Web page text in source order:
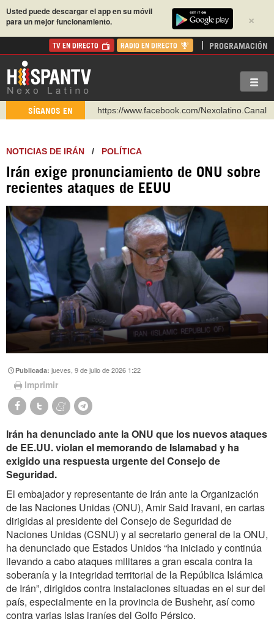
×
Usted puede descargar el app en su móvil
para un mejor funcionamiento.
TV EN DIRECTO RADIO EN DIRECTO PROGRAMACIÓN
SÍGANOS EN
https://www.facebook.com/Nexolatino.Canal
https://www.youtube.com/@nexo_latino
https://t.me/hispantvcanal
https://urmedium.com/c/hispantv
WhatsApp y Viber: +98 921 79 29 404
Instagram como: hispan_tv
NOTICIAS DE IRÁN / POLÍTICA
Irán exige pronunciamiento de ONU sobre
recientes ataques de EEUU
Publicada:jueves, 9 de julio de 2026 1:22
Imprimir
Irán ha denunciado ante la ONU que los nuevos ataques
de EE.UU. violan el memorando de Islamabad y ha
exigido una respuesta urgente del Consejo de
Seguridad.
El embajador y representante de Irán ante la Organización
de las Naciones Unidas (ONU), Amir Said Iravani, en cartas
dirigidas al presidente del Consejo de Seguridad de
Naciones Unidas (CSNU) y al secretario general de la ONU,
ha denunciado que Estados Unidos “ha iniciado y continúa
llevando a cabo ataques militares a gran escala contra la
soberanía y la integridad territorial de la República Islámica
de Irán”, dirigidos contra instalaciones situadas en el sur del
país, especialmente en la provincia de Bushehr, así como
contra varias islas iraníes del Golfo Pérsico.